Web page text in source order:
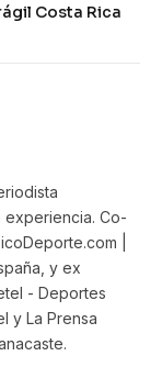
Costa Rica
experiencia. Co-
|
y ex
- Deportes
y La Prensa